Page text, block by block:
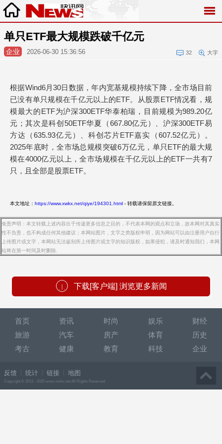
单只ETF最大规模跌破千亿元
企业 2026-06-30 15:36:56 32 大字
根据Wind6月30日数据，年内宽基规模持续下降，全市场目前
已没有单只规模在千亿元以上的ETF。从股票ETF情况看，规
模最大的ETF为沪深300ETF华泰柏瑞，目前规模为989.20亿
元；其次是科创50ETF华夏（667.80亿元）、沪深300ETF易
方达（635.93亿元）、科创芯片ETF嘉实（607.52亿元）。
2025年底时，全市场总规模突破6万亿元，单只ETF的最大规
模在4000亿元以上，全市场规模在千亿元以上的ETF一共有7
只，且全部是股票ETF。
本文地址： https://www.xwkx.net/qiye/194301.html - 转载请保留原文链接。
免责声明：本文转载上述内容出于传递更多信息之目的，不代表本网的观点和立场，故本网对其真实
性不负责，也不构成任何其他建议；本网站图片，文字之类版权申明，因为网站可以由注册用户自行
上传图片或文字，本网站无法鉴别所上传图片或文字的知识版权，如果侵犯，请及时通知我们，本网
站将在第一时间及时删除.
下载[客户端] 浏览更多新闻
首页 资讯 时尚 娱乐
财经
旅游
汽车 房产 体育
历史
考古
健康 教育 科技 企业
反馈 统计 链接 地图
Copyright © 2013 - 2025 www.xwkx.net All Rights Reserved